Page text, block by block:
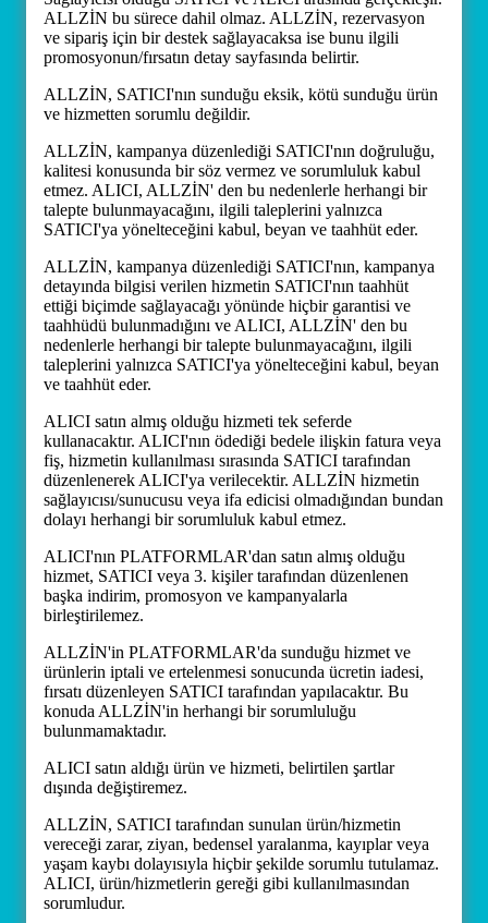
ALLZİN bu sürece dahil olmaz. ALLZİN, rezervasyon
ve sipariş için bir destek sağlayacaksa ise bunu ilgili
promosyonun/fırsatın detay sayfasında belirtir.
ALLZİN, SATICI'nın sunduğu eksik, kötü sunduğu ürün
ve hizmetten sorumlu değildir.
ALLZİN, kampanya düzenlediği SATICI'nın doğruluğu,
kalitesi konusunda bir söz vermez ve sorumluluk kabul
etmez. ALICI, ALLZİN' den bu nedenlerle herhangi bir
talepte bulunmayacağını, ilgili taleplerini yalnızca
SATICI'ya yönelteceğini kabul, beyan ve taahhüt eder.
ALLZİN, kampanya düzenlediği SATICI'nın, kampanya
detayında bilgisi verilen hizmetin SATICI'nın taahhüt
ettiği biçimde sağlayacağı yönünde hiçbir garantisi ve
taahhüdü bulunmadığını ve ALICI, ALLZİN' den bu
nedenlerle herhangi bir talepte bulunmayacağını, ilgili
taleplerini yalnızca SATICI'ya yönelteceğini kabul, beyan
ve taahhüt eder.
ALICI satın almış olduğu hizmeti tek seferde
kullanacaktır. ALICI'nın ödediği bedele ilişkin fatura veya
fiş, hizmetin kullanılması sırasında SATICI tarafından
düzenlenerek ALICI'ya verilecektir. ALLZİN hizmetin
sağlayıcısı/sunucusu veya ifa edicisi olmadığından bundan
dolayı herhangi bir sorumluluk kabul etmez.
ALICI'nın PLATFORMLAR'dan satın almış olduğu
hizmet, SATICI veya 3. kişiler tarafından düzenlenen
başka indirim, promosyon ve kampanyalarla
birleştirilemez.
ALLZİN'in PLATFORMLAR'da sunduğu hizmet ve
ürünlerin iptali ve ertelenmesi sonucunda ücretin iadesi,
fırsatı düzenleyen SATICI tarafından yapılacaktır. Bu
konuda ALLZİN'in herhangi bir sorumluluğu
bulunmamaktadır.
ALICI satın aldığı ürün ve hizmeti, belirtilen şartlar
dışında değiştiremez.
ALLZİN, SATICI tarafından sunulan ürün/hizmetin
vereceği zarar, ziyan, bedensel yaralanma, kayıplar veya
yaşam kaybı dolayısıyla hiçbir şekilde sorumlu tutulamaz.
ALICI, ürün/hizmetlerin gereği gibi kullanılmasından
sorumludur.